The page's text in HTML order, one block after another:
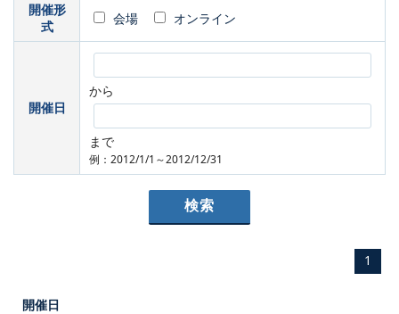
開催形
式
会場 オンライン
開催日
から
まで
例：2012/1/1～2012/12/31
1